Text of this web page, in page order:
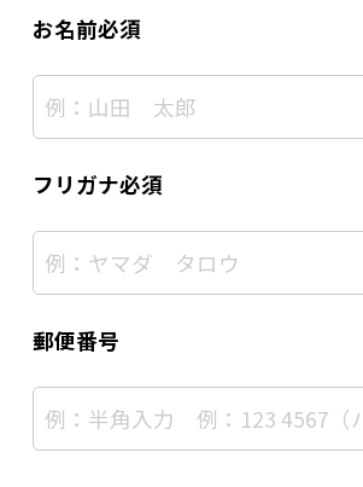
お名前必須
フリガナ必須
郵便番号